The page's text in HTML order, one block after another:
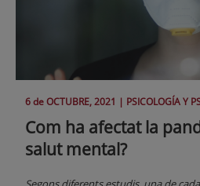
6 deOCTUBRE, 2021 | PSICOLOGÍA Y
Com ha afectat la
salut mental?